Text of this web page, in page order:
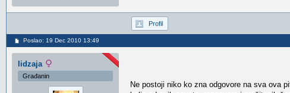
Profil
Poslao: 19 Dec 2010 13:49
lidzaja
Građanin
Ne postoji niko ko zna odgovore na sva ova